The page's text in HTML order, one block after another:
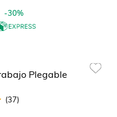
-30%
Plegable
(37)